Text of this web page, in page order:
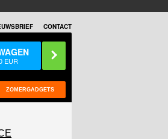
CONTACT
EUR
ZOMERGADGETS